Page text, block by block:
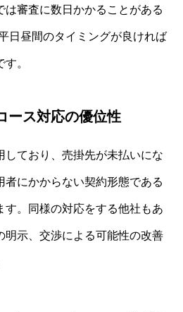
は審査に数日かかることがある
日昼間のタイミングが良ければ
。
ース対応の優位性
しており、売掛先が未払いにな
者にかからない契約形態である
す。同様の対応をする他社もあ
明示、交渉による可能性の改善